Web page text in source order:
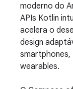
moderno do
APIs Kotlin
acelera o
design
smartphones,
wearables.